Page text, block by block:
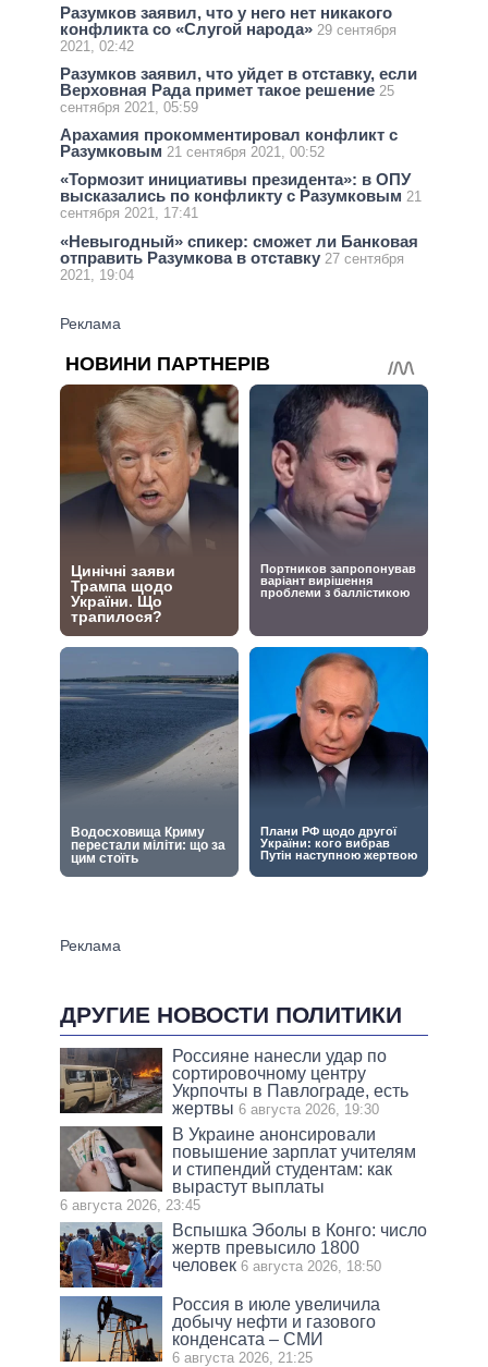
Разумков заявил, что у него нет никакого
конфликта со «Слугой народа» 29 сентября
2021, 02:42
Разумков заявил, что уйдет в отставку, если
Верховная Рада примет такое решение 25
сентября 2021, 05:59
Арахамия прокомментировал конфликт с
Разумковым 21 сентября 2021, 00:52
«Тормозит инициативы президента»: в ОПУ
высказались по конфликту с Разумковым 21
сентября 2021, 17:41
«Невыгодный» спикер: сможет ли Банковая
отправить Разумкова в отставку 27 сентября
2021, 19:04
ДРУГИЕ НОВОСТИ ПОЛИТИКИ
Россияне нанесли удар по
сортировочному центру
Укрпочты в Павлограде, есть
жертвы 6 августа 2026, 19:30
В Украине анонсировали
повышение зарплат учителям
и стипендий студентам: как
вырастут выплаты
6 августа 2026, 23:45
Вспышка Эболы в Конго: число
жертв превысило 1800
человек 6 августа 2026, 18:50
Россия в июле увеличила
добычу нефти и газового
конденсата – СМИ
6 августа 2026, 21:25